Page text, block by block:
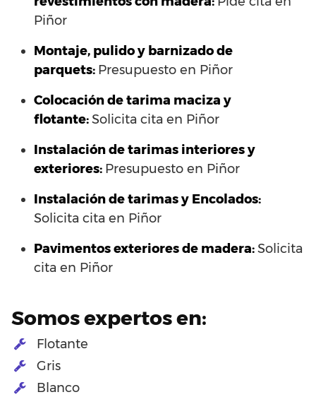
Piñor
Montaje, pulido y barnizado de
parquets: Presupuesto en Piñor
Colocación de tarima maciza y
flotante:Solicita cita en Piñor
Instalación de tarimas interiores y
exteriores: Presupuesto en Piñor
Instalación de tarimas y Encolados:
Solicita cita en Piñor
Pavimentos exteriores de madera:Solicita
cita en Piñor
Somos expertos en:
Flotante
Gris
Blanco